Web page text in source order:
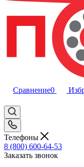
Сравнение0
Телефоны
8 (800) 600-64-53
Заказать звонок